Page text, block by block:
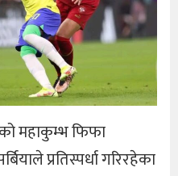
महाकुम्भ फिफा
प्रतिस्पर्धा गरिरहेका